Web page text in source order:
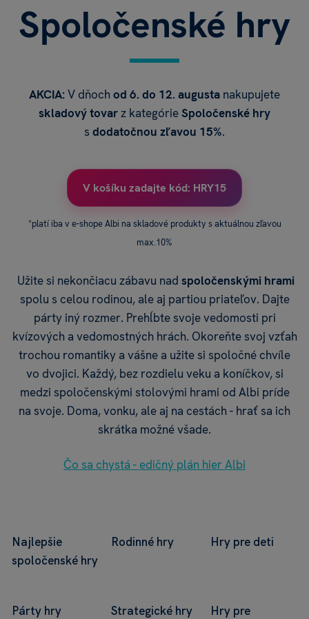
Spoločenské hry
AKCIA: V dňoch od 6. do 12. augusta nakupujete
skladový tovarz kategórieSpoločenské hry
s dodatočnou zľavou 15%.
V košíku zadajte kód: HRY15
*platí iba v e-shope Albi na skladové produkty s aktuálnou zľavou
max.10%
Užite si nekončiacu zábavu nad spoločenskými hrami
spolu s celou rodinou, ale aj partiou priateľov. Dajte
párty iný rozmer. Prehĺbte svoje vedomosti pri
kvízových a vedomostných hrách. Okoreňte svoj vzťah
trochou romantiky a vášne a užite si spoločné chvíle
vo dvojici. Každý, bez rozdielu veku a koníčkov, si
medzi spoločenskými stolovými hrami od Albi príde
na svoje. Doma, vonku, ale aj na cestách - hrať sa ich
skrátka možné všade.
Čo sa chystá - edičný plán hier Albi
Najlepšie
spoločenské hry
Rodinné hry Hry pre deti
Párty hry Strategické hry
Hry pre